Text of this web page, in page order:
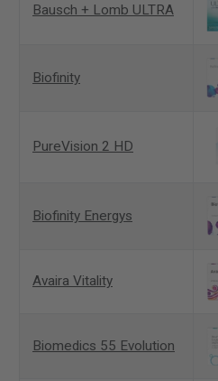
Bausch + Lomb ULTRA
Biofinity
PureVision 2 HD
Biofinity Energys
Avaira Vitality
Biomedics 55 Evolution